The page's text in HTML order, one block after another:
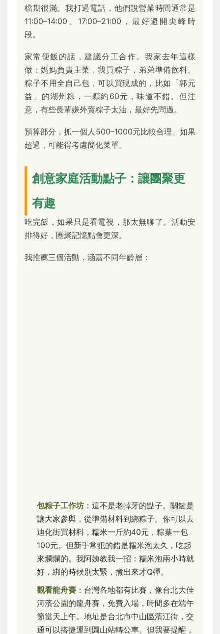
檔期很滿。我打過電話，他們說營業時間通常是
11:00–14:00、17:00–21:00，最好避開尖峰時
段。
家常便飯的話，建議分工合作。我家去年這樣
做：媽媽負責主菜，我買粽子，弟弟準備飲料。
粽子不用全自己包，可以買現成的，比如「郭元
益」的湖州粽，一顆約60元，味道不錯。但注
意，有些長輩嫌外賣粽子太油，最好先問過。
預算部分，抓一個人500–1000元比較合理。如果
超過，可能得考慮簡化菜單。
創意家庭活動點子：讓團聚更
有趣
吃完飯，如果只是看電視，那太無聊了。活動安
排得好，團聚記憶點會更深。
我推薦三個活動，涵蓋不同年齡層：
包粽子工作坊 ：這不是老掉牙的點子。關鍵是
讓大家參與，從準備材料到綁粽子。你可以去
迪化街買材料，糯米一斤約40元，粽葉一包
100元。但新手常犯的錯是糯米泡太久，吃起
來爛爛的。我阿姨教我一招：糯米泡兩小時就
好，綁的時候別太緊，煮出來才Q彈。
觀看龍舟賽 ：台灣各地都有比賽，像台北大佳
河濱公園的龍舟賽，免費入場，時間多在端午
節當天上午。地址是台北市中山區濱江街，交
通可以搭捷運到圓山站轉公車。但我要提醒，